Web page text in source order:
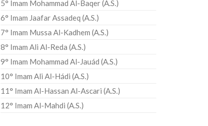
5° Imam Mohammad Al-Baqer (A.S.)
6° Imam Jaafar Assadeq (A.S.)
7° Imam Mussa Al-Kadhem (A.S.)
8° Imam Ali Al-Reda (A.S.)
9° Imam Mohammad Al-Jauád (A.S.)
10° Imam Ali Al-Hádi (A.S.)
11° Imam Al-Hassan Al-Ascari (A.S.)
12° Imam Al-Mahdi (A.S.)